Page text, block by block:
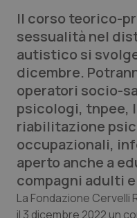
Lettere al direttore
Edizioni Regionali
QS Pro
Professionisti
Abruzzo
Basilicata
QS Pro Gold
Artrite & artrosi
QS Club Newsletter
Il corso teorico-
sessualità nel
autistico si
dicembre.
operatori socio-
psicologi, tnpee,
riabilitazione
occupazionali,
aperto anche a
compagni adulti
La Fondazione Cervelli
il 3 dicembre 2022 un